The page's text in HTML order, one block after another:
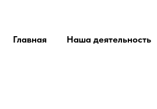
Главная Наша деятельность